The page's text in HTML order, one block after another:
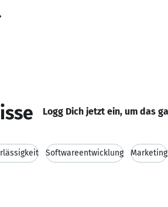
Logg Dich jetzt ein, um das
Softwareentwicklung Marketing